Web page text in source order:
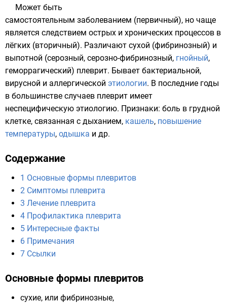
Может быть
самостоятельным заболеванием (первичный), но чаще
является следствием острых и хронических процессов в
лёгких (вторичный). Различают сухой (фибринозный) и
выпотной (серозный, серозно-фибринозный, гнойный,
геморрагический) плеврит. Бывает бактериальной,
вирусной и аллергической этиологии. В последние годы
в большинстве случаев плеврит имеет
неспецифическую этиологию. Признаки: боль в грудной
клетке, связанная с дыханием, кашель, повышение
температуры, одышка и др.
Содержание
1 Основные формы плевритов
2 Симптомы плеврита
3 Лечение плеврита
4 Профилактика плеврита
5 Интересные факты
6 Примечания
7 Ссылки
Основные формы плевритов
сухие, или фибринозные,